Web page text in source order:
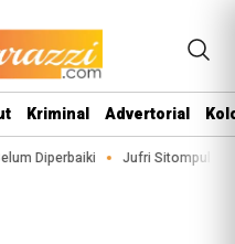
Kriminal Advertorial
Jufri Sitompul Terpilih Jadi